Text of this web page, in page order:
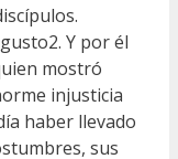
Y por él
mostró
injusticia
haber llevado
sus